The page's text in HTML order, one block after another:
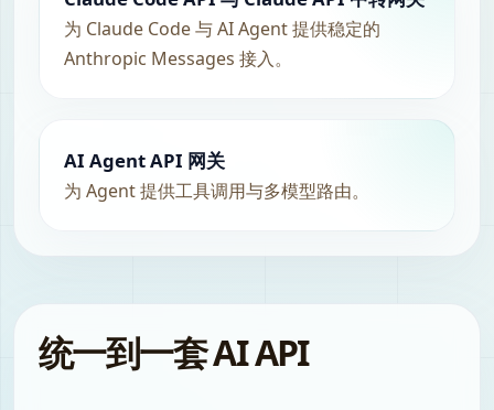
为 Claude Code 与 AI Agent 提供稳定的
Anthropic Messages 接入。
AI Agent API 网关
为 Agent 提供工具调用与多模型路由。
统一到一套 AI API